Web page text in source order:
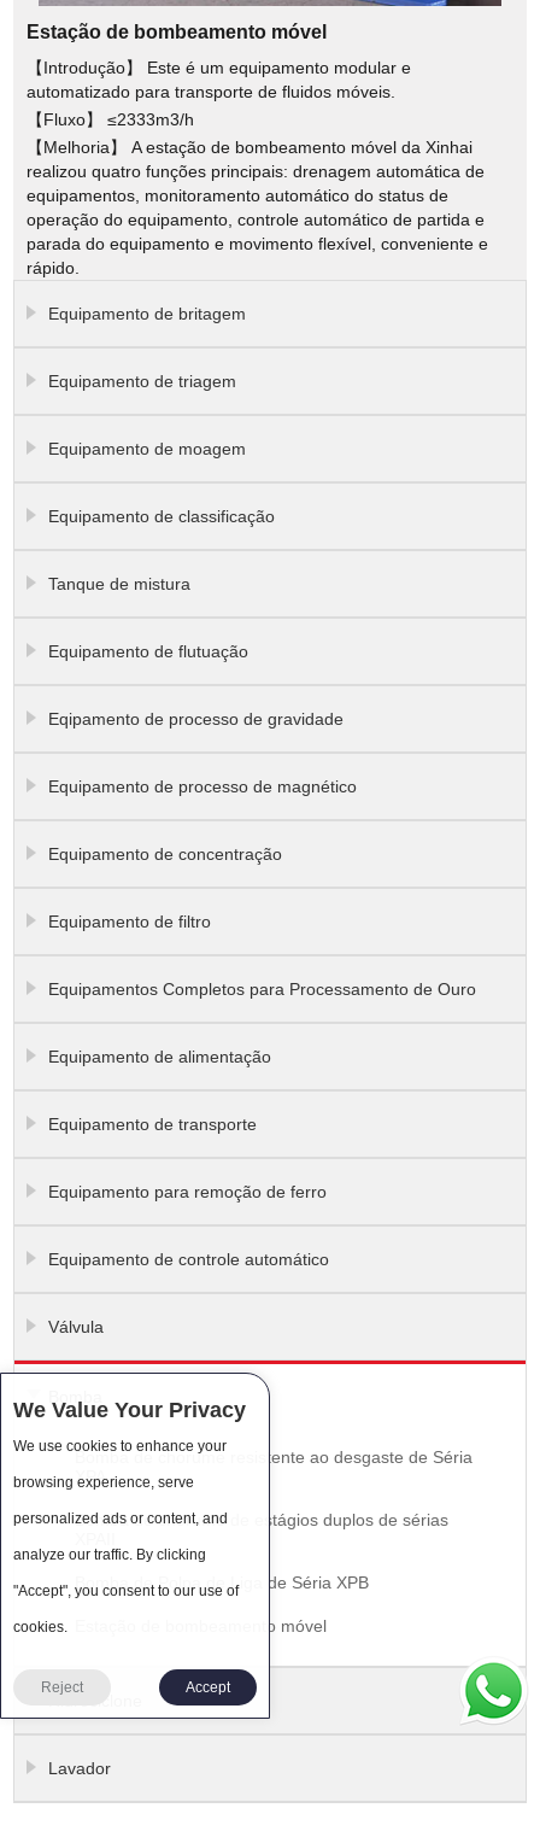
Estação de bombeamento móvel
【Introdução】 Este é um equipamento modular e
automatizado para transporte de fluidos móveis.
【Fluxo】 ≤2333m3/h
【Melhoria】 A estação de bombeamento móvel da Xinhai
realizou quatro funções principais: drenagem automática de
equipamentos, monitoramento automático do status de
operação do equipamento, controle automático de partida e
parada do equipamento e movimento flexível, conveniente e
rápido.
Equipamento de britagem
Equipamento de triagem
Equipamento de moagem
Equipamento de classificação
Tanque de mistura
Equipamento de flutuação
Eqipamento de processo de gravidade
Equipamento de processo de magnético
Equipamento de concentração
Equipamento de filtro
Equipamentos Completos para Processamento de Ouro
Equipamento de alimentação
Equipamento de transporte
Equipamento para remoção de ferro
Equipamento de controle automático
Válvula
Bomba
Bomba de chorume resistente ao desgaste de Séria
XPA
Bomba de chorume de estágios duplos de sérias
Bomba de Polpa de Liga de Séria XPB
Estação de bombeamento móvel
Hidrociclone
Lavador
We Value Your Privacy
We use cookies to enhance your
browsing experience, serve
personalized ads or content, and
analyze our traffic. By clicking
"Accept", you consent to our use of
cookies.
Reject Accept